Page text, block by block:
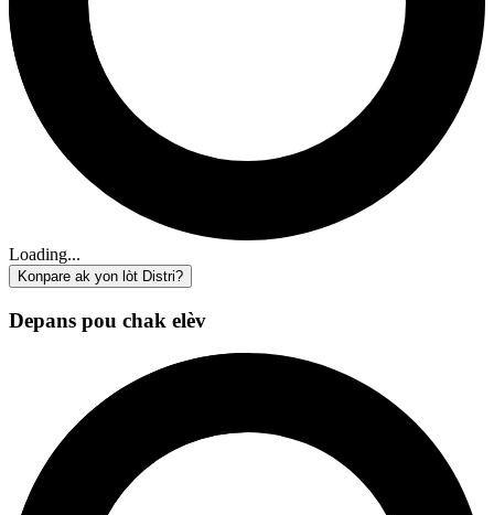
Loading...
Konpare ak yon lòt Distri?
Depans pou chak elèv